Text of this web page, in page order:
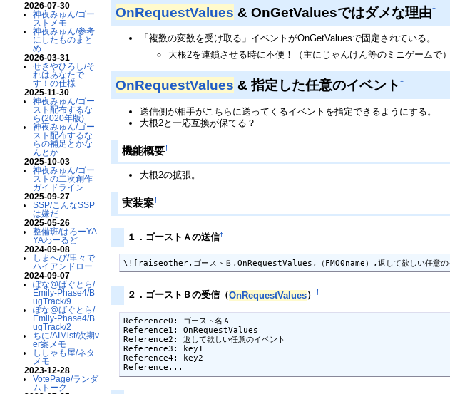
2026-07-30
神夜みゅん/ゴー
ストメモ
神夜みゅん/参考
にしたものまと
め
2026-03-31
せきやひろし/そ
れはあなたで
す！の仕様
2025-11-30
神夜みゅん/ゴー
スト配布するな
ら(2020年版)
神夜みゅん/ゴー
スト配布するな
らの補足とかな
んとか
2025-10-03
神夜みゅん/ゴー
ストの二次創作
ガイドライン
2025-09-27
SSP/こんなSSP
は嫌だ
2025-05-26
整備班/はろーYA
YAわーるど
2024-09-08
しまへび/里々で
ハイアンドロー
2024-09-07
ぽな@ばぐとら/
Emily-Phase4/B
ugTrack/9
ぽな@ばぐとら/
Emily-Phase4/B
ugTrack/2
ちに/AIMist/次期v
er案メモ
ししゃも屋/ネタ
メモ
2023-12-28
VotePage/ランダ
ムトーク
OnRequestValues & OnGetValuesではダメな理由†
「複数の変数を受け取る」イベントがOnGetValuesで固定されている。
大根2を連鎖させる時に不便！（主にじゃんけん等のミニゲームで）
OnRequestValues & 指定した任意のイベント†
送信側が相手がこちらに送ってくるイベントを指定できるようにする。
大根2と一応互換が保てる？
機能概要†
大根2の拡張。
実装案†
１．ゴーストＡの送信†
\![raiseother,ゴーストＢ,OnRequestValues,（FMO0name）,返して欲しい任
２．ゴーストＢの受信（OnRequestValues）†
Reference0: ゴースト名Ａ
Reference1: OnRequestValues
Reference2: 返して欲しい任意のイベント
Reference3: key1
Reference4: key2
Reference...